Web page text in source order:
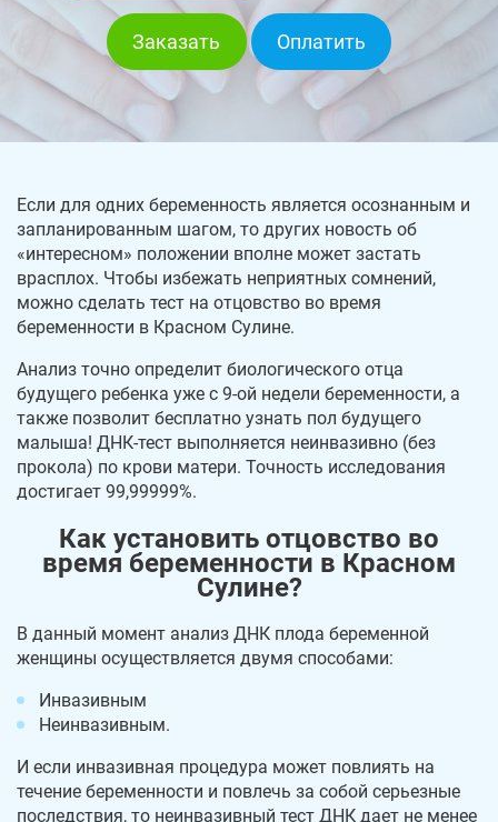
Заказать Оплатить
Если для одних беременность является осознанным и
запланированным шагом, то других новость об
«интересном» положении вполне может застать
врасплох. Чтобы избежать неприятных сомнений,
можно сделать тест на отцовство во время
беременности в Красном Сулине.
Анализ точно определит биологического отца
будущего ребенка уже с 9-ой недели беременности, а
также позволит бесплатно узнать пол будущего
малыша! ДНК-тест выполняется неинвазивно (без
прокола) по крови матери. Точность исследования
достигает 99,99999%.
Как установить отцовство во
время беременности в Красном
Сулине?
В данный момент анализ ДНК плода беременной
женщины осуществляется двумя способами:
Инвазивным
Неинвазивным.
И если инвазивная процедура может повлиять на
течение беременности и повлечь за собой серьезные
последствия, то неинвазивный тест ДНК дает не менее